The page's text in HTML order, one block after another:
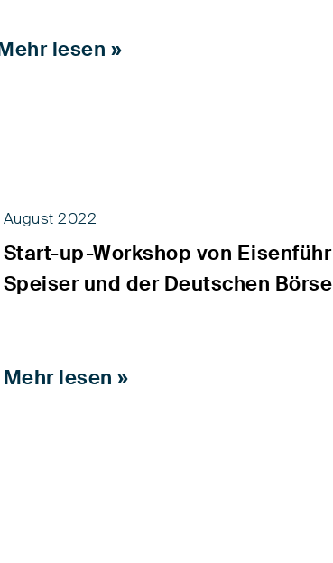
lesen »
August 2022
Start-up-Workshop von Eisenführ
Speiser und der Deutschen Börse
Mehr lesen »